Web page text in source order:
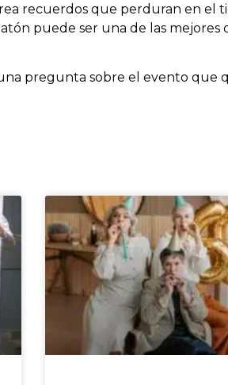
recuerdos que perduran en el
puede ser una de las mejores
pregunta sobre el evento que